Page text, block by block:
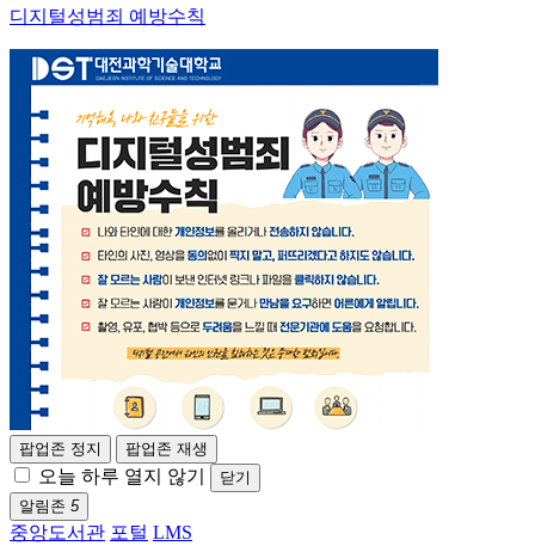
디지털성범죄 예방수칙
팝업존 정지 팝업존 재생
오늘 하루 열지 않기
닫기
알림존 5
중앙도서관 포털 LMS